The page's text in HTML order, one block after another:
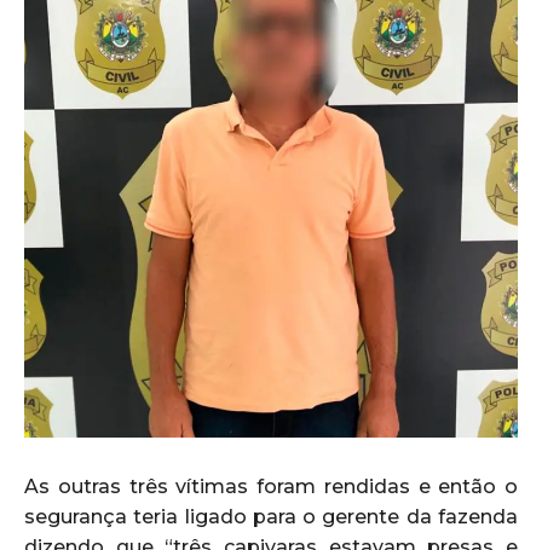
As outras três vítimas foram rendidas e então o
segurança teria ligado para o gerente da fazenda